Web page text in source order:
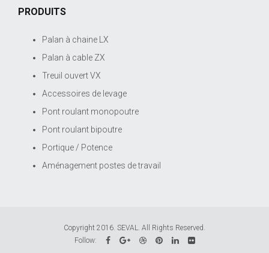
PRODUITS
Palan à chaine LX
Palan à cable ZX
Treuil ouvert VX
Accessoires de levage
Pont roulant monopoutre
Pont roulant bipoutre
Portique / Potence
Aménagement postes de travail
Copyright 2016. SEVAL. All Rights Reserved.
Follow: